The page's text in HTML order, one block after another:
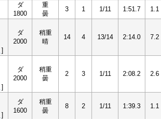
ダ
1800
重
曇
3 1 1/11 1:51.7 1.1
]
ダ
2000
稍重
晴
14 4 13/14 2:14.0 7.2
]
ダ
2000
稍重
曇
2 3 1/11 2:08.2 2.6
]
ダ
1600
稍重
曇
8 2 1/11 1:39.3 1.1